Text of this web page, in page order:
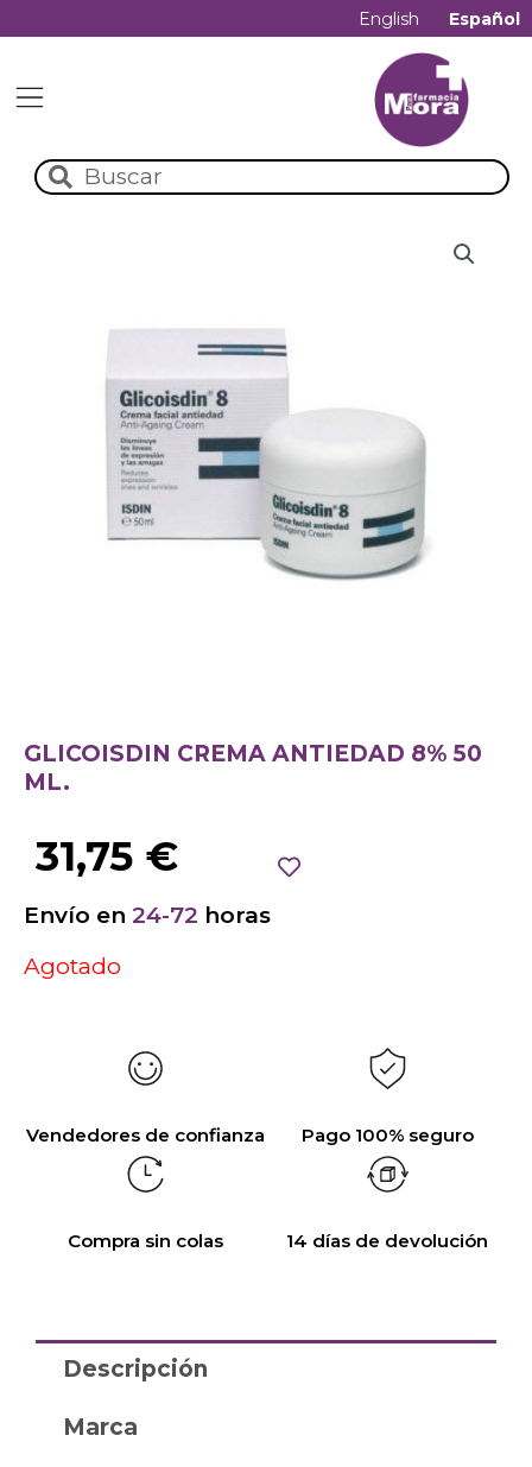
English Español
GLICOISDIN CREMA ANTIEDAD 8% 50
ML.
31,75 €
Envío en 24-72 horas
Agotado
Vendedores de confianza Pago 100% seguro
Compra sin colas 14 días de devolución
Descripción
Marca